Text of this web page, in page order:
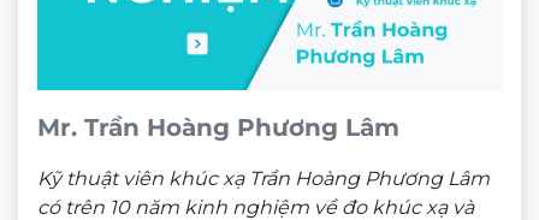
Mr. Trần Hoàng Phương Lâm
Kỹ thuật viên khúc xạ Trần Hoàng Phương Lâm
có trên 10 năm kinh nghiệm về đo khúc xạ và